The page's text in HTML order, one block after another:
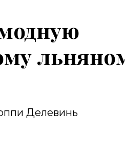
Делевинь